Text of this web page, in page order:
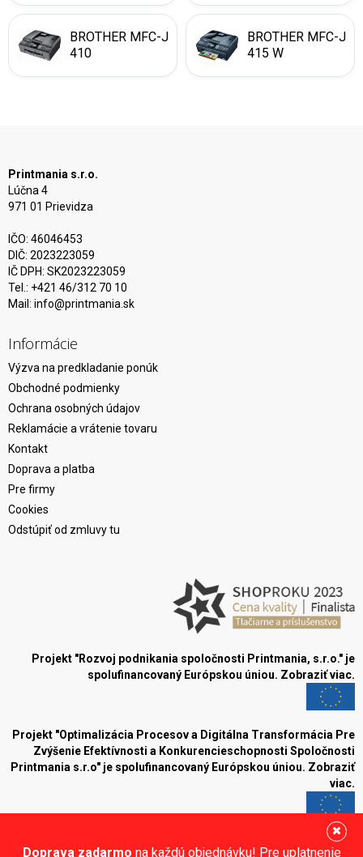
Doprava zadarmo na každú objednávku! Pre uplatnenie
BROTHER MFC-J
410
BROTHER MFC-J
415 W
Printmania s.r.o.
Lúčna 4
971 01 Prievidza
IČO: 46046453
DIČ: 2023223059
IČ DPH: SK2023223059
Tel.: +421 46/312 70 10
Mail: info@printmania.sk
Informácie
Výzva na predkladanie ponúk
Obchodné podmienky
Ochrana osobných údajov
Reklamácie a vrátenie tovaru
Kontakt
Doprava a platba
Pre firmy
Cookies
Odstúpiť od zmluvy tu
Projekt "Rozvoj podnikania spoločnosti Printmania, s.r.o." je
spolufinancovaný Európskou úniou. Zobraziť viac.
Projekt "Optimalizácia Procesov a Digitálna Transformácia Pre
Zvýšenie Efektívnosti a Konkurencieschopnosti Spoločnosti
Printmania s.r.o" je spolufinancovaný Európskou úniou. Zobraziť
viac.
Blog